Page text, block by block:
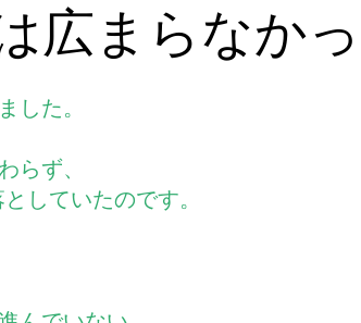
広まらなか
した。
らず、
していたのです。